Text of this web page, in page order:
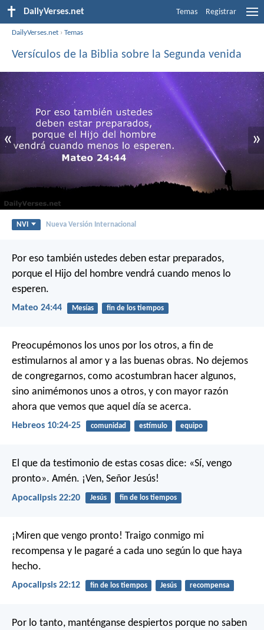
DailyVerses.net Temas Registrar
DailyVerses.net ›Temas
Versículos de la Biblia sobre la Segunda venida
« »
NVI Nueva Versión Internacional
Por eso también ustedes deben estar preparados,
porque el Hijo del hombre vendrá cuando menos lo
esperen.
Mateo 24:44 Mesías fin de los tiempos
Preocupémonos los unos por los otros, a fin de
estimularnos al amor y a las buenas obras. No dejemos
de congregarnos, como acostumbran hacer algunos,
sino animémonos unos a otros, y con mayor razón
ahora que vemos que aquel día se acerca.
Hebreos 10:24-25 comunidad estímulo equipo
El que da testimonio de estas cosas dice: «Sí, vengo
pronto». Amén. ¡Ven, Señor Jesús!
Apocalipsis 22:20 Jesús fin de los tiempos
¡Miren que vengo pronto! Traigo conmigo mi
recompensa y le pagaré a cada uno según lo que haya
hecho.
Apocalipsis 22:12 fin de los tiempos Jesús recompensa
Por lo tanto, manténganse despiertos porque no saben